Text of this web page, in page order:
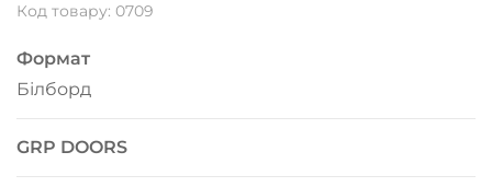
Код товару: 0709
Формат
Білборд
GRP DOORS